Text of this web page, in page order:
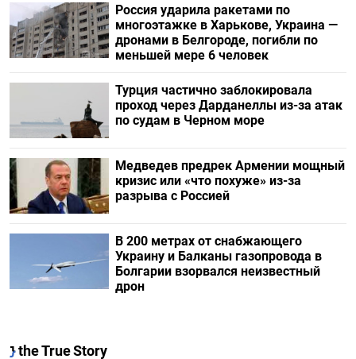
Россия ударила ракетами по
многоэтажке в Харькове, Украина —
дронами в Белгороде, погибли по
меньшей мере 6 человек
Турция частично заблокировала
проход через Дарданеллы из-за атак
по судам в Черном море
Медведев предрек Армении мощный
кризис или «что похуже» из-за
разрыва с Россией
В 200 метрах от снабжающего
Украину и Балканы газопровода в
Болгарии взорвался неизвестный
дрон